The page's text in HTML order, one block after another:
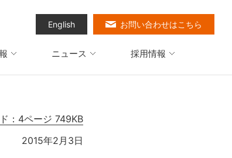
ニュース 採用情報
English お問い合わせはこちら
：4ページ 749KB
2015年2月3日